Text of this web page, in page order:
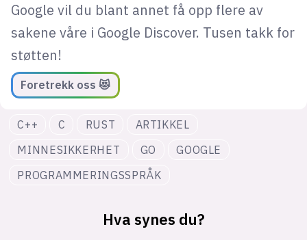
Google vil du blant annet få opp flere av
sakene våre i Google Discover. Tusen takk for
støtten!
Foretrekk oss 😻
C++ C RUST
ARTIKKEL
MINNESIKKERHET
GO
GOOGLE
PROGRAMMERINGSSPRÅK